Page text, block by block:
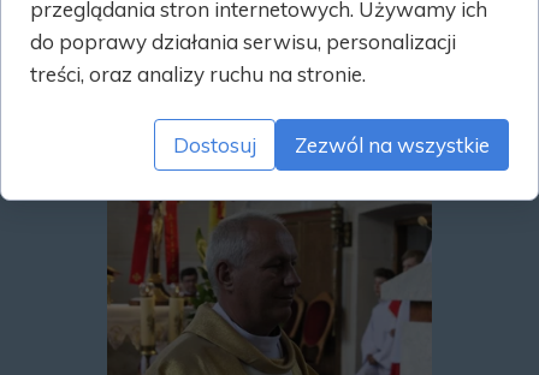
przeglądania stron internetowych. Używamy ich
do poprawy działania serwisu, personalizacji
treści, oraz analizy ruchu na stronie.
Dostosuj Zezwól na wszystkie